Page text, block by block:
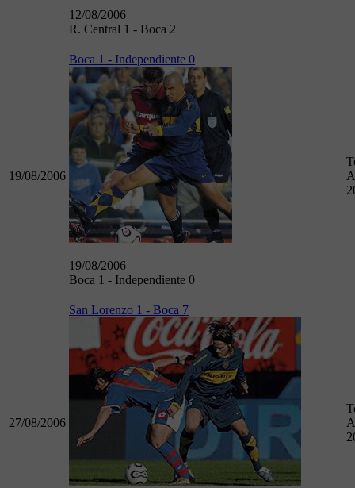
12/08/2006
R. Central 1 - Boca 2
19/08/2006
Boca 1 - Independiente 0
19/08/2006
Boca 1 - Independiente 0
27/08/2006
San Lorenzo 1 - Boca 7